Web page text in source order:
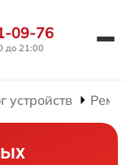
09-76
до 21:00
устройств